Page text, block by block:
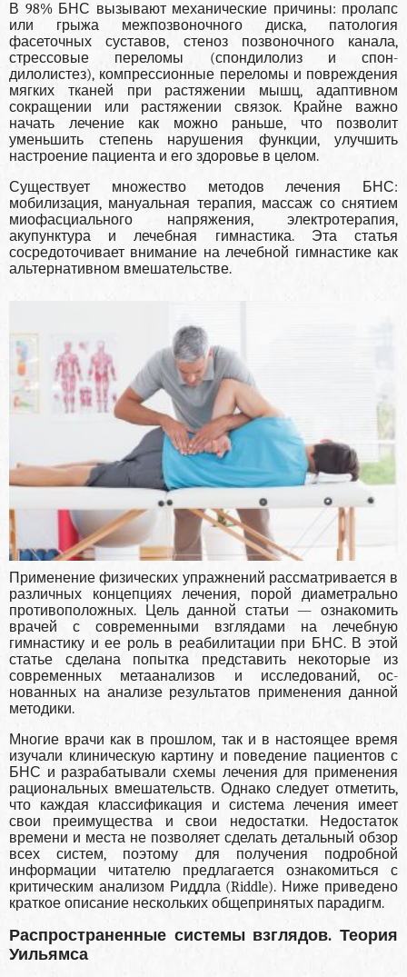
В 98% БНС вызывают механические причины: пролапс
или грыжа межпозвоночного диска, патология
фасеточных суставов, стеноз позвоночного кана­ла,
стрессовые переломы (спондилолиз и спон-
дилолистез), компрессионные переломы и по­вреждения
мягких тканей при растяжении мышц, адаптивном
сокращении или растяжении связок. Крайне важно
начать лечение как можно раньше, что позволит
уменьшить степень нару­шения функции, улучшить
настроение пациен­та и его здоровье в целом.
Существует множество методов лечения БНС:
мобилизация, мануальная терапия, массаж со снятием
миофасциального напряжения, электротерапия,
акупунктура и лечебная гимнастика. Эта статья
сосредоточивает внимание на лечебной гимнастике как
альтернативном вмеша­тельстве.
Применение физических упражнений рассматривается в
различных концепциях лече­ния, порой диаметрально
противоположных. Цель данной статьи — ознакомить
врачей с со­временными взглядами на лечебную
гимнасти­ку и ее роль в реабилитации при БНС. В этой
ста­тье сделана попытка представить некоторые из
современных метаанализов и исследований, ос­
нованных на анализе результатов применения данной
методики.
Многие врачи как в прошлом, так и в настоя­щее время
изучали клиническую картину и по­ведение пациентов с
БНС и разрабатывали схе­мы лечения для применения
рациональных вмешательств. Однако следует отметить,
что каж­дая классификация и система лечения имеет
свои преимущества и свои недостатки. Недоста­ток
времени и места не позволяет сделать деталь­ный обзор
всех систем, поэтому для получения подробной
информации читателю предлагается ознакомиться с
критическим анализом Риддла (Riddle). Ниже приведено
краткое описание нескольких общепринятых парадигм.
Распространенные системы взглядов. Теория
Уильямса